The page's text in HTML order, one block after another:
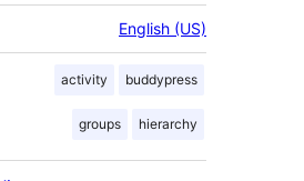
English (US)
activity buddypress
groups hierarchy